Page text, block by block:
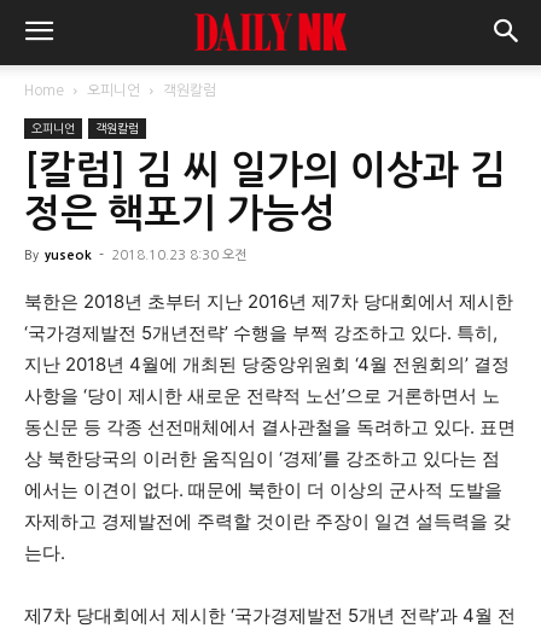
Home 오피니언 객원칼럼
오피니언 객원칼럼
[칼럼] 김 씨 일가의 이상과 김
정은 핵포기 가능성
By yuseok - 2018.10.23 8:30 오전
북한은 2018년 초부터 지난 2016년 제7차 당대회에서 제시한
‘국가경제발전 5개년전략’ 수행을 부쩍 강조하고 있다. 특히,
지난 2018년 4월에 개최된 당중앙위원회 ‘4월 전원회의’ 결정
사항을 ‘당이 제시한 새로운 전략적 노선’으로 거론하면서 노
동신문 등 각종 선전매체에서 결사관철을 독려하고 있다. 표면
상 북한당국의 이러한 움직임이 ‘경제’를 강조하고 있다는 점
에서는 이견이 없다. 때문에 북한이 더 이상의 군사적 도발을
자제하고 경제발전에 주력할 것이란 주장이 일견 설득력을 갖
는다.
제7차 당대회에서 제시한 ‘국가경제발전 5개년 전략’과 4월 전